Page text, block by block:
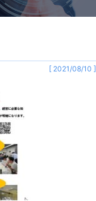
[ 2021/08/10 ]